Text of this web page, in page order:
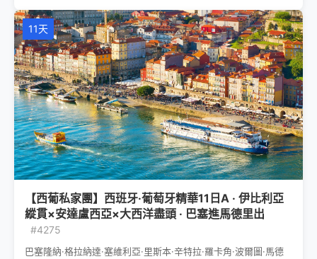
11天
【西葡私家團】西班牙·葡萄牙精華11日A · 伊比利亞
縱貫×安達盧西亞×大西洋盡頭 · 巴塞進馬德里出
#4275
巴塞隆納·格拉納達·塞維利亞·里斯本·辛特拉·羅卡角·波爾圖·馬德